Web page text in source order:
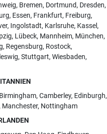
, Bremen, Dortmund, Dresden,
, Essen, Frankfurt, Freiburg,
, Ingolstadt, Karlsruhe, Kassel,
, Lübeck, Mannheim, München,
, Regensburg, Rostock,
, Stuttgart, Wiesbaden,
Birmingham, Camberley, Edinburgh,
Manchester, Nottingham